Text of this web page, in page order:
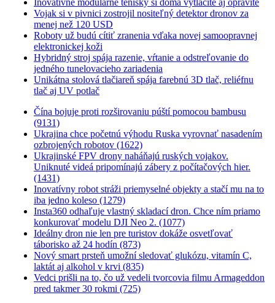
Vojak si v pivnici zostrojil nositeľný detektor dronov za
menej než 120 USD
Roboty už budú cítiť zranenia vďaka novej samoopravnej
elektronickej koži
Hybridný stroj spája razenie, vŕtanie a odstreľovanie do
jedného tunelovacieho zariadenia
Unikátna stolová tlačiareň spája farebnú 3D tlač, reliéfnu
tlač aj UV potlač
Čína bojuje proti rozširovaniu púští pomocou bambusu
(9131)
Ukrajina chce početnú výhodu Ruska vyrovnať nasadením
ozbrojených robotov (1622)
Ukrajinské FPV drony naháňajú ruských vojakov.
Uniknuté videá pripomínajú zábery z počítačových hier.
(1431)
Inovatívny robot stráži priemyselné objekty a stačí mu na to
iba jedno koleso (1279)
Insta360 odhaľuje vlastný skladací dron. Chce ním priamo
konkurovať modelu DJI Neo 2. (1077)
Ideálny dron nie len pre turistov dokáže osvetľovať
táborisko až 24 hodín (873)
Nový smart prsteň umožní sledovať glukózu, vitamín C,
laktát aj alkohol v krvi (835)
Vedci prišli na to, čo už vedeli tvorcovia filmu Armageddon
pred takmer 30 rokmi (725)